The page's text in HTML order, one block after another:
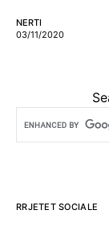
NERTI
03/11/2020
RRJETET SOCIALE